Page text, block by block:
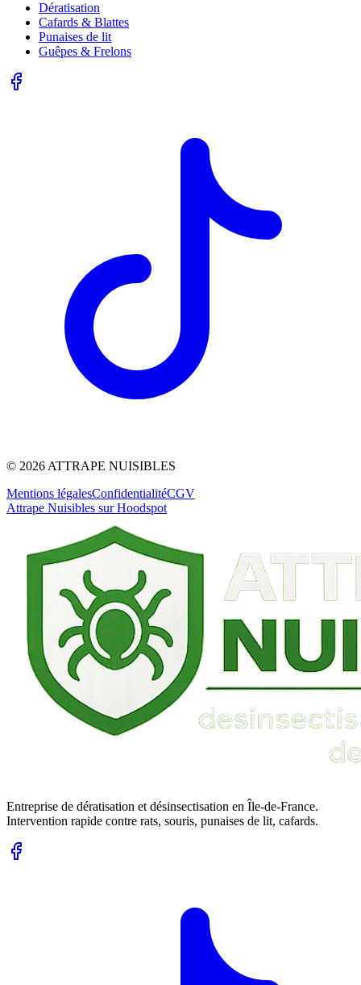
Dératisation
Cafards & Blattes
Punaises de lit
Guêpes & Frelons
© 2026 ATTRAPE NUISIBLES
Mentions légalesConfidentialitéCGV
Attrape Nuisibles sur Hoodspot
Entreprise de dératisation et désinsectisation en Île-de-France.
Intervention rapide contre rats, souris, punaises de lit, cafards.